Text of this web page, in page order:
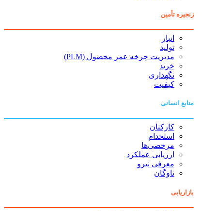
زنجیره تأمین
انبار
تولید
مدیریت چرخه عمر محصول (PLM)
خرید
نگهداری
کیفیت
منابع انسانی
کارکنان
استخدام
مرخصی‌ها
ارزیابی عملکرد
معرفی نیرو
ناوگان
بازاریابی